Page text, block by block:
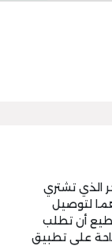
الذي تشتري
لتوصيل
أن تطلب
على تطبيق